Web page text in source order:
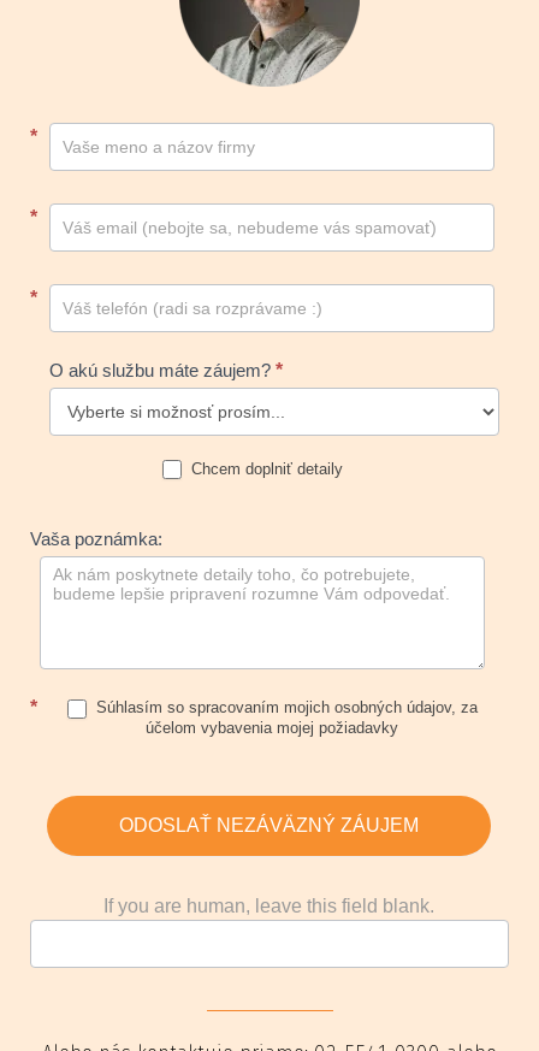
Kontakt
footer
*
*
*
O akú službu máte záujem? *
Chcem doplniť detaily
Vaša poznámka:
*
Súhlasím so spracovaním mojich osobných údajov, za
účelom vybavenia mojej požiadavky
ODOSLAŤ NEZÁVÄZNÝ ZÁUJEM
If you are human, leave this field blank.